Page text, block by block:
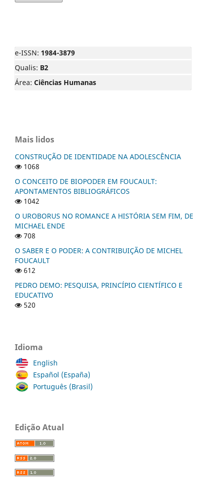
e-ISSN: 1984-3879
Qualis: B2
Área: Ciências Humanas
Mais lidos
CONSTRUÇÃO DE IDENTIDADE NA ADOLESCÊNCIA
1068
O CONCEITO DE BIOPODER EM FOUCAULT:
APONTAMENTOS BIBLIOGRÁFICOS
1042
O UROBORUS NO ROMANCE A HISTÓRIA SEM FIM, DE
MICHAEL ENDE
708
O SABER E O PODER: A CONTRIBUIÇÃO DE MICHEL
FOUCAULT
612
PEDRO DEMO: PESQUISA, PRINCÍPIO CIENTÍFICO E
EDUCATIVO
520
Idioma
English
Español (España)
Português (Brasil)
Edição Atual